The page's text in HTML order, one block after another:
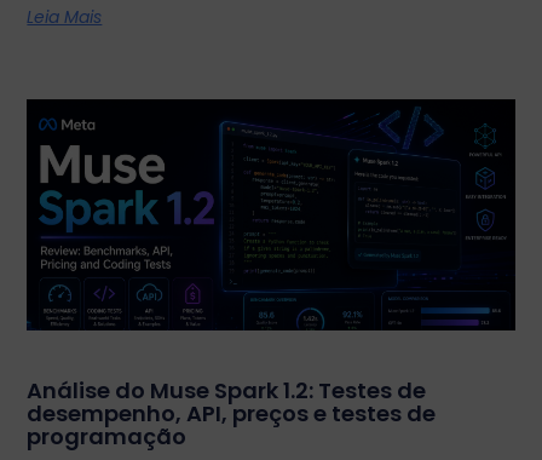
Leia Mais
Análise do Muse Spark 1.2: Testes de
desempenho, API, preços e testes de
programação